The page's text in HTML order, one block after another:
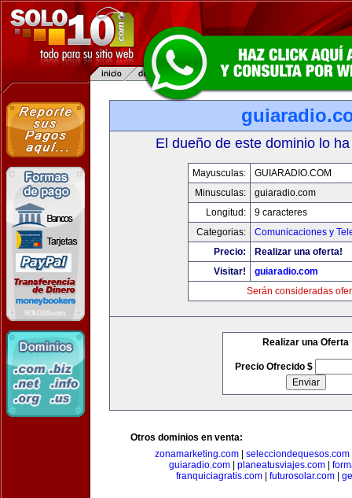
El dueño de este dominio lo
Mayusculas:
GUIARADIO.COM
Minusculas:
guiaradio.com
Longitud:
9 caracteres
Categorias:
Comunicaciones y
Precio:
Realizar una oferta!
Visitar!
guiaradio.com
Serán consideradas
Realizar una Oferta
Precio Ofrecido $
Otros dominios en venta:
zonamarketing.com| selecciondequesos.com
guiaradio.com
planeatusviajes.com
franquiciagratis.com
futurosolar.com